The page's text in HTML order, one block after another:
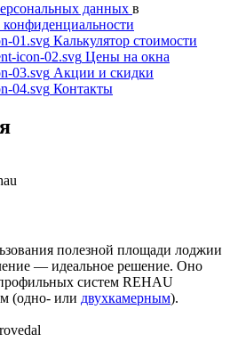
данных в
Калькулятор стоимости
Цены на окна
Акции и скидки
Контакты
полезной площади лоджии
— идеальное решение. Оно
систем REHAU
(одно- или двухкамерным).